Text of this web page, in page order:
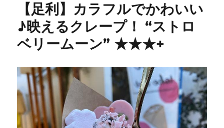
プ
焼
き
ま
う
Ran”
生
ク
【足利】カラフルでかわいい
♪映えるクレープ！ “ストロ
ベリームーン” ★★★+